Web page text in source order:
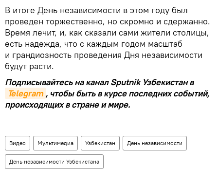
В итоге День независимости в этом году был
проведен торжественно, но скромно и сдержанно.
Время лечит, и, как сказали сами жители столицы,
есть надежда, что с каждым годом масштаб
и грандиозность проведения Дня независимости
будут расти.
Подписывайтесь на канал Sputnik Узбекистан в
Telegram , чтобы быть в курсе последних событий,
происходящих в стране и мире.
Видео Мультимедиа Узбекистан День независимости
День независимости Узбекистана